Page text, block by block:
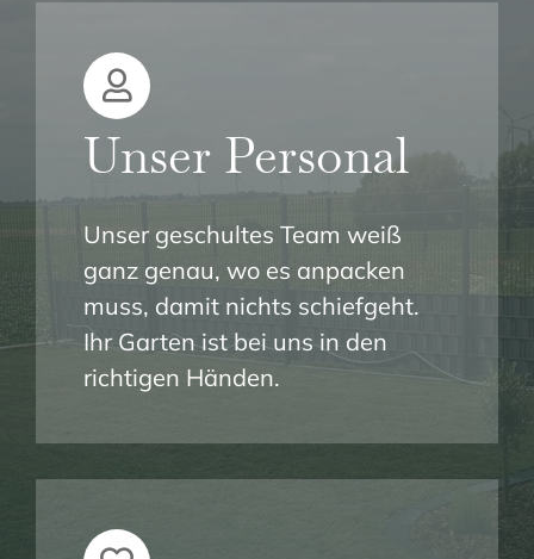
Unser Personal
Unser geschultes Team weiß
ganz genau, wo es anpacken
muss, damit nichts schiefgeht.
Ihr Garten ist bei uns in den
richtigen Händen.